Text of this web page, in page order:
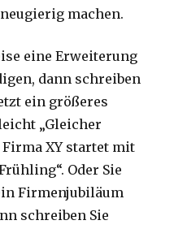
machen.
eine Erweiterung
dann schreiben
ein größeres
„Gleicher
XY startet mit
Oder Sie
Firmenjubiläum
schreiben Sie